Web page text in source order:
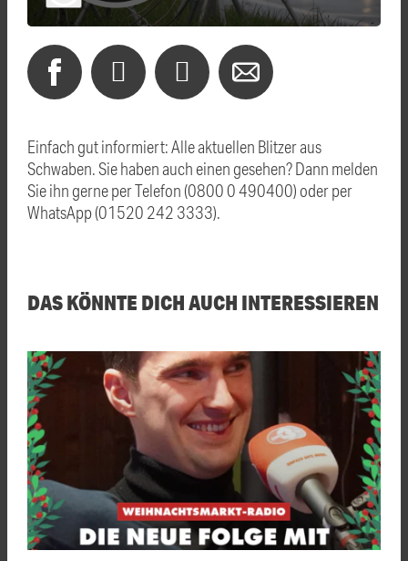
Einfach gut informiert: Alle aktuellen Blitzer aus
Schwaben. Sie haben auch einen gesehen? Dann melden
Sie ihn gerne per Telefon (0800 0 490400) oder per
WhatsApp (01520 242 3333).
DAS KÖNNTE DICH AUCH INTERESSIEREN